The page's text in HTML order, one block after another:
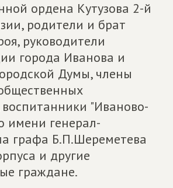
ордена Кутузова 2-й
родители и брат
руководители
города Иванова и
Думы, члены
"Иваново-
имени генерал-
графа Б.П.Шереметева
и другие
граждане.